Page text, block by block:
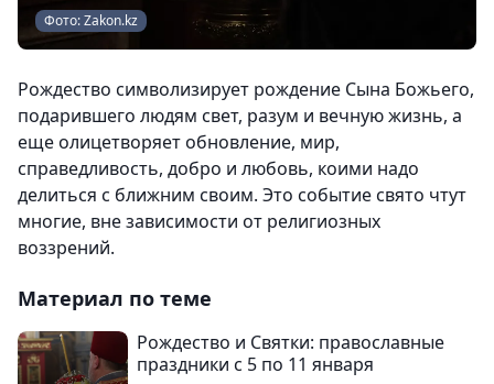
Фото: Zakon.kz
Рождество символизирует рождение Сына Божьего,
подарившего людям свет, разум и вечную жизнь, а
еще олицетворяет обновление, мир,
справедливость, добро и любовь, коими надо
делиться с ближним своим. Это событие свято чтут
многие, вне зависимости от религиозных
воззрений.
Материал по теме
Рождество и Святки: православные
праздники с 5 по 11 января